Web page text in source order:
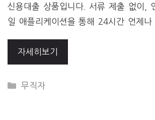
신용대출 상품입니다. 서류 제출 없이,
일 애플리케이션을 통해 24시간 언제
자세히보기
CATEGORIES
무직자